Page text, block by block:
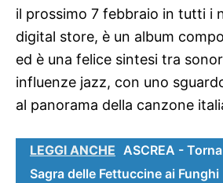
il prossimo 7 febbraio in tutti i
digital store, è un album
ed è una felice sintesi tra
influenze jazz, con uno
al panorama della canzone
LEGGI ANCHE ASCREA -
Sagra delle Fettuccine ai Funghi